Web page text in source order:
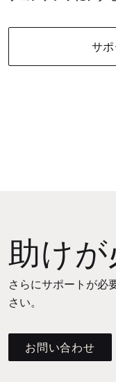
サ
助け
さらにサポートが必
さい。
お問い合わせ